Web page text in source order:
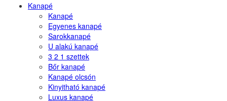
Kanapé
Kanapé
Egyenes kanapé
Sarokkanapé
U alakú kanapé
3 2 1 szettek
Bőr kanapé
Kanapé olcsón
Kinyitható kanapé
Luxus kanapé